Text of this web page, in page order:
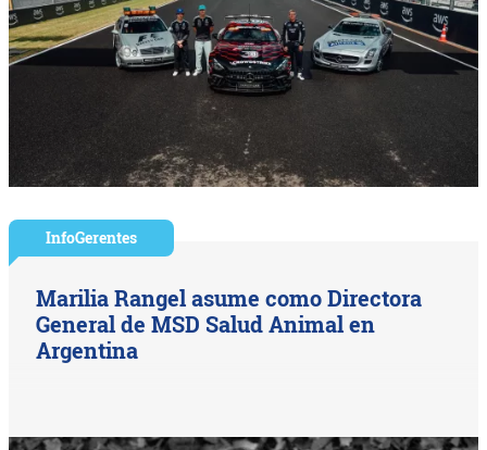
InfoGerentes
Marilia Rangel asume como Directora
General de MSD Salud Animal en
Argentina